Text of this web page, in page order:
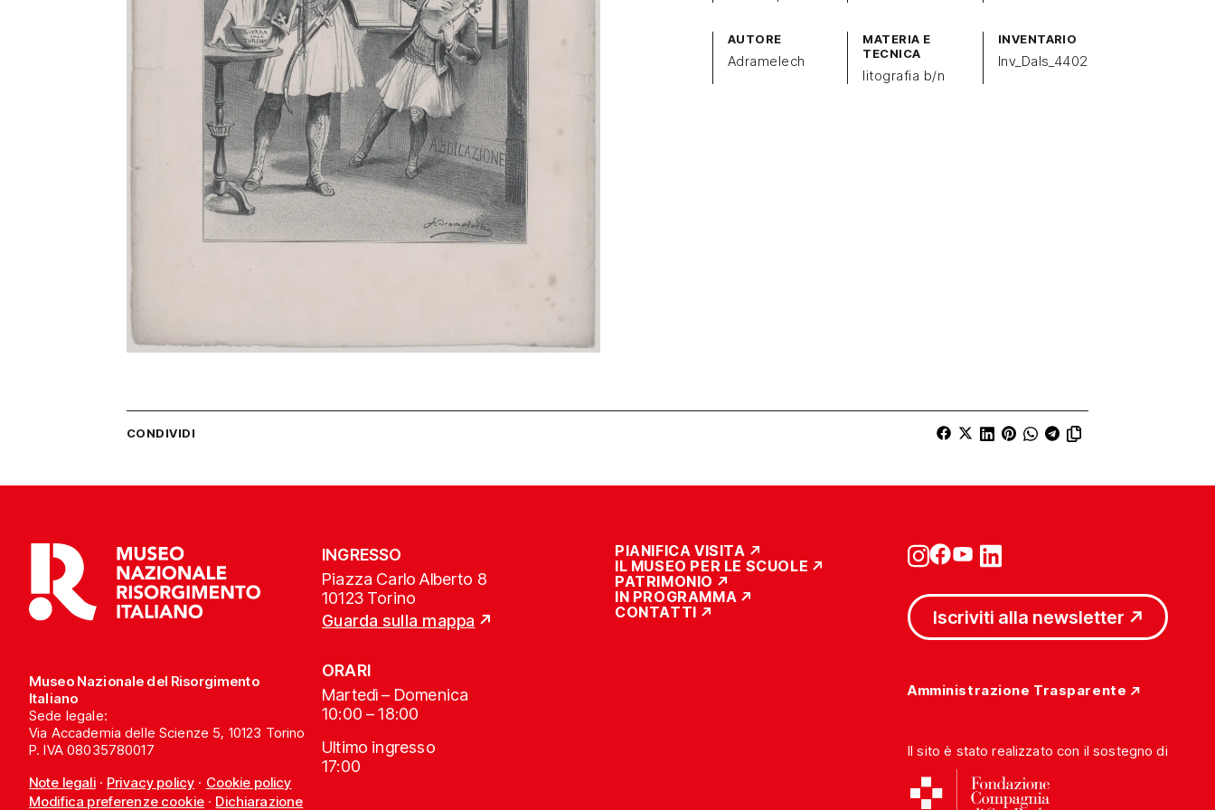
AUTORE
Adramelech
MATERIA E
TECNICA
litografia b/n
INVENTARIO
Inv_Dals_4402
CONDIVIDI
Museo Nazionale del Risorgimento
Italiano
Sede legale:
Via Accademia delle Scienze 5, 10123 Torino
P. IVA 08035780017
Note legali· Privacy policy · Cookie policy
Modifica preferenze cookie· Dichiarazione
INGRESSO
Piazza Carlo Alberto 8
10123 Torino
Guarda sulla mappa
ORARI
Martedì – Domenica
10:00 – 18:00
Ultimo ingresso
17:00
PIANIFICA VISITA
IL MUSEO PER LE SCUOLE
PATRIMONIO
IN PROGRAMMA
CONTATTI
Iscriviti alla newsletter
Amministrazione Trasparente
Il sito è stato realizzato con il sostegno di